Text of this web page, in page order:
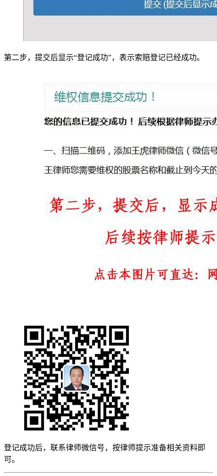
第二步，提交后显示“登记成功”，表示索赔登记已经成功。
登记成功后，联系律师微信号，按律师提示准备相关资料即
可。